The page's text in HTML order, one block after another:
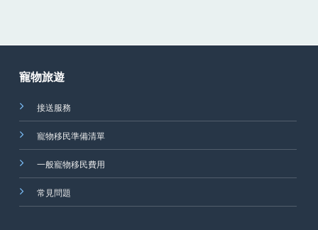
寵物旅遊
接送服務
寵物移民準備清單
一般寵物移民費用
常見問題